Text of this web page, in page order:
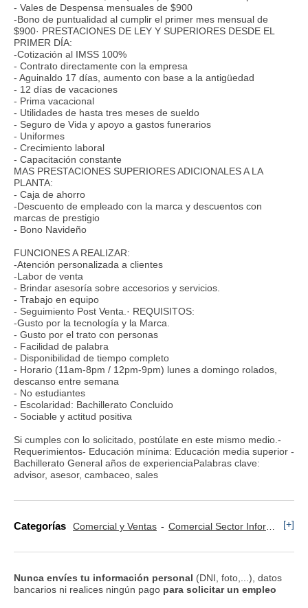
- Vales de Despensa mensuales de $900
-Bono de puntualidad al cumplir el primer mes mensual de
$900· PRESTACIONES DE LEY Y SUPERIORES DESDE EL
PRIMER DÍA:
-Cotización al IMSS 100%
- Contrato directamente con la empresa
- Aguinaldo 17 días, aumento con base a la antigüedad
- 12 días de vacaciones
- Prima vacacional
- Utilidades de hasta tres meses de sueldo
- Seguro de Vida y apoyo a gastos funerarios
- Uniformes
- Crecimiento laboral
- Capacitación constante
MAS PRESTACIONES SUPERIORES ADICIONALES A LA
PLANTA:
- Caja de ahorro
-Descuento de empleado con la marca y descuentos con
marcas de prestigio
- Bono Navideño
FUNCIONES A REALIZAR:
-Atención personalizada a clientes
-Labor de venta
- Brindar asesoría sobre accesorios y servicios.
- Trabajo en equipo
- Seguimiento Post Venta.· REQUISITOS:
-Gusto por la tecnología y la Marca.
- Gusto por el trato con personas
- Facilidad de palabra
- Disponibilidad de tiempo completo
- Horario (11am-8pm / 12pm-9pm) lunes a domingo rolados,
descanso entre semana
- No estudiantes
- Escolaridad: Bachillerato Concluido
- Sociable y actitud positiva
Si cumples con lo solicitado, postúlate en este mismo medio.-
Requerimientos- Educación mínima: Educación media superior -
Bachillerato General años de experienciaPalabras clave:
advisor, asesor, cambaceo, sales
Categorías Comercial y Ventas Comercial Sector Informática [+]
Nunca envíes tu información personal (DNI, foto,...), datos
bancarios ni realices ningún pago para solicitar un empleo